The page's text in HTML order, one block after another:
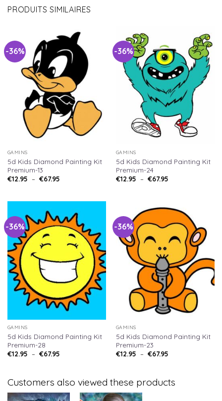
PRODUITS SIMILAIRES
-36%
GAMINS
5d Kids Diamond Painting Kit
Premium-13
€12.95 – €67.95
-36%
GAMINS
5d Kids Diamond Painting Kit
Premium-24
€12.95 – €67.95
-36%
GAMINS
5d Kids Diamond Painting Kit
Premium-28
€12.95 – €67.95
-36%
GAMINS
5d Kids Diamond Painting Kit
Premium-23
€12.95 – €67.95
Customers also viewed these products